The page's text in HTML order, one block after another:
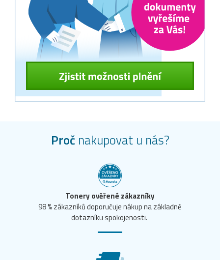
Proč nakupovat u nás?
Tonery ověřené zákazníky
98 % zákazníků doporučuje nákup na základně
dotazníku spokojenosti.